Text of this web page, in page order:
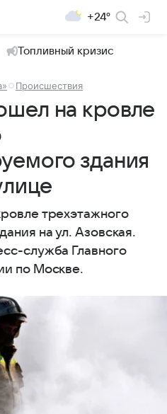
+24°
Топливный кризис
Происшествия
на кровле
здания
трехэтажного
на ул. Азовская.
служба Главного
по Москве.